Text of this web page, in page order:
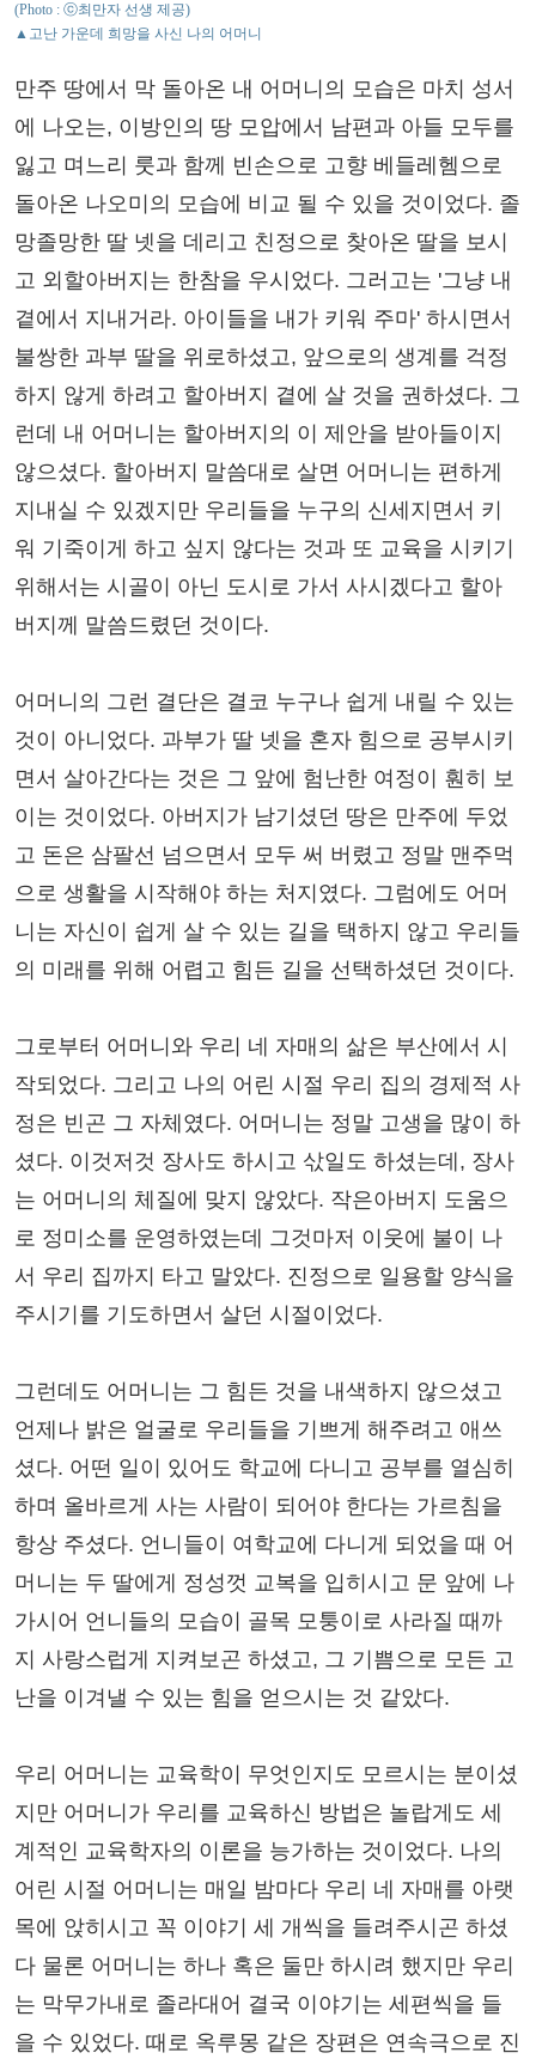
(Photo : ⓒ최만자 선생 제공)
▲고난 가운데 희망을 사신 나의 어머니
만주 땅에서 막 돌아온 내 어머니의 모습은 마치 성서
에 나오는, 이방인의 땅 모압에서 남편과 아들 모두를
잃고 며느리 룻과 함께 빈손으로 고향 베들레헴으로
돌아온 나오미의 모습에 비교 될 수 있을 것이었다. 졸
망졸망한 딸 넷을 데리고 친정으로 찾아온 딸을 보시
고 외할아버지는 한참을 우시었다. 그러고는 '그냥 내
곁에서 지내거라. 아이들을 내가 키워 주마' 하시면서
불쌍한 과부 딸을 위로하셨고, 앞으로의 생계를 걱정
하지 않게 하려고 할아버지 곁에 살 것을 권하셨다. 그
런데 내 어머니는 할아버지의 이 제안을 받아들이지
않으셨다. 할아버지 말씀대로 살면 어머니는 편하게
지내실 수 있겠지만 우리들을 누구의 신세지면서 키
워 기죽이게 하고 싶지 않다는 것과 또 교육을 시키기
위해서는 시골이 아닌 도시로 가서 사시겠다고 할아
버지께 말씀드렸던 것이다.
어머니의 그런 결단은 결코 누구나 쉽게 내릴 수 있는
것이 아니었다. 과부가 딸 넷을 혼자 힘으로 공부시키
면서 살아간다는 것은 그 앞에 험난한 여정이 훤히 보
이는 것이었다. 아버지가 남기셨던 땅은 만주에 두었
고 돈은 삼팔선 넘으면서 모두 써 버렸고 정말 맨주먹
으로 생활을 시작해야 하는 처지였다. 그럼에도 어머
니는 자신이 쉽게 살 수 있는 길을 택하지 않고 우리들
의 미래를 위해 어렵고 힘든 길을 선택하셨던 것이다.
그로부터 어머니와 우리 네 자매의 삶은 부산에서 시
작되었다. 그리고 나의 어린 시절 우리 집의 경제적 사
정은 빈곤 그 자체였다. 어머니는 정말 고생을 많이 하
셨다. 이것저것 장사도 하시고 삯일도 하셨는데, 장사
는 어머니의 체질에 맞지 않았다. 작은아버지 도움으
로 정미소를 운영하였는데 그것마저 이웃에 불이 나
서 우리 집까지 타고 말았다. 진정으로 일용할 양식을
주시기를 기도하면서 살던 시절이었다.
그런데도 어머니는 그 힘든 것을 내색하지 않으셨고
언제나 밝은 얼굴로 우리들을 기쁘게 해주려고 애쓰
셨다. 어떤 일이 있어도 학교에 다니고 공부를 열심히
하며 올바르게 사는 사람이 되어야 한다는 가르침을
항상 주셨다. 언니들이 여학교에 다니게 되었을 때 어
머니는 두 딸에게 정성껏 교복을 입히시고 문 앞에 나
가시어 언니들의 모습이 골목 모퉁이로 사라질 때까
지 사랑스럽게 지켜보곤 하셨고, 그 기쁨으로 모든 고
난을 이겨낼 수 있는 힘을 얻으시는 것 같았다.
우리 어머니는 교육학이 무엇인지도 모르시는 분이셨
지만 어머니가 우리를 교육하신 방법은 놀랍게도 세
계적인 교육학자의 이론을 능가하는 것이었다. 나의
어린 시절 어머니는 매일 밤마다 우리 네 자매를 아랫
목에 앉히시고 꼭 이야기 세 개씩을 들려주시곤 하셨
다 물론 어머니는 하나 혹은 둘만 하시려 했지만 우리
는 막무가내로 졸라대어 결국 이야기는 세편씩을 들
을 수 있었다. 때로 옥루몽 같은 장편은 연속극으로 진